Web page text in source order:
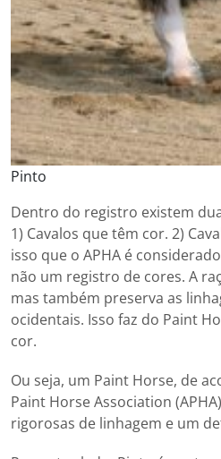
Pinto
Dentro do registro existem
1) Cavalos que têm cor. 2)
isso que o APHA é
não um registro de cores. A
mas também preserva as
ocidentais. Isso faz do Paint
cor.
Ou seja, um Paint Horse, de
Paint Horse Association
rigorosas de linhagem e um